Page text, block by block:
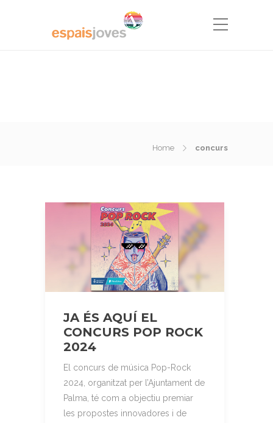
Home concurs
JA ÉS AQUÍ EL
CONCURS POP ROCK
2024
El concurs de música Pop-Rock
2024, organitzat per l’Ajuntament de
Palma, té com a objectiu premiar
les propostes innovadores i de